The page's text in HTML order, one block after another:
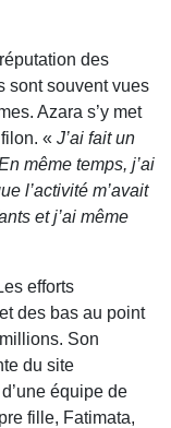
des
sont souvent vues
Azara s’y met
« J’ai fait un
même temps, j’ai
l’activité m’avait
et j’ai même
efforts
des bas au point
Son
du site
équipe de
fille, Fatimata,